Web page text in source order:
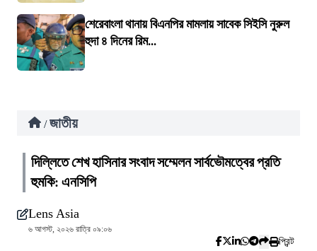
শেরেবাংলা থানায় বিএনপির মামলায় সাবেক সিইসি নুরুল
হুদা ৪ দিনের রিম...
/ জাতীয়
দিল্লিতে শেখ হাসিনার সংবাদ সম্মেলন সার্বভৌমত্বের প্রতি
হুমকি: এনসিপি
Lens Asia
৬ আগস্ট, ২০২৬ রাত্রি ০৯:০৬
প্রিন্ট